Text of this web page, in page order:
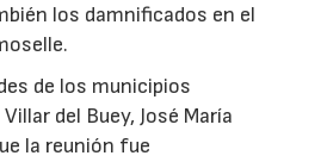
los damnificados en el
de los municipios
del Buey, José María
la reunión fue